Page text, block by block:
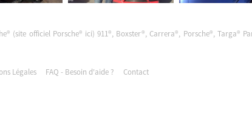
(site officiel Porsche® ici) 911®, Boxster®, Carrera®, Porsche®, Targa®
Légales FAQ - Besoin d'aide ? Contact